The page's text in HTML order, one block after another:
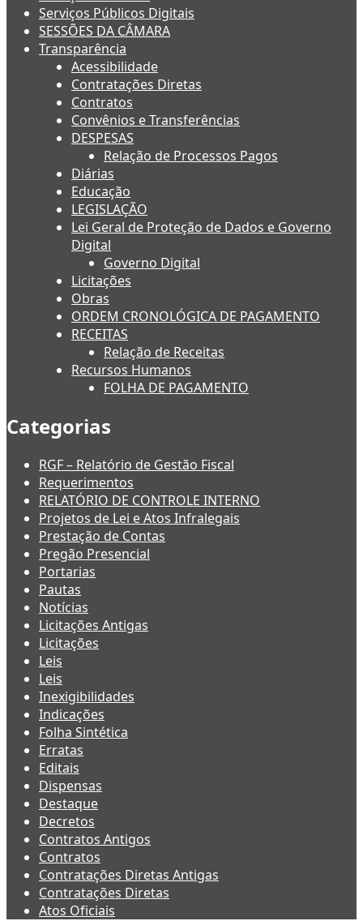
Serviços Públicos Digitais
SESSÕES DA CÂMARA
Transparência
Acessibilidade
Contratações Diretas
Contratos
Convênios e Transferências
DESPESAS
Relação de Processos Pagos
Diárias
Educação
LEGISLAÇÃO
Lei Geral de Proteção de Dados e Governo
Digital
Governo Digital
Licitações
Obras
ORDEM CRONOLÓGICA DE PAGAMENTO
RECEITAS
Relação de Receitas
Recursos Humanos
FOLHA DE PAGAMENTO
Categorias
RGF – Relatório de Gestão Fiscal
Requerimentos
RELATÓRIO DE CONTROLE INTERNO
Projetos de Lei e Atos Infralegais
Prestação de Contas
Pregão Presencial
Portarias
Pautas
Notícias
Licitações Antigas
Licitações
Leis
Leis
Inexigibilidades
Indicações
Folha Sintética
Erratas
Editais
Dispensas
Destaque
Decretos
Contratos Antigos
Contratos
Contratações Diretas Antigas
Contratações Diretas
Atos Oficiais